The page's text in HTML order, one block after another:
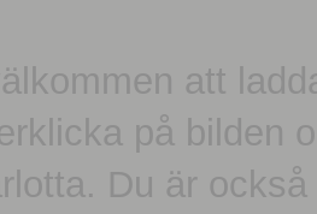
att
på bilden
Du är